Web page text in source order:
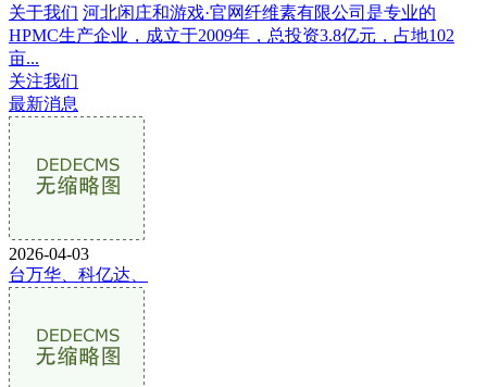
关于我们 河北闲庄和游戏·官网纤维素有限公司是专业的
HPMC生产企业，成立于2009年，总投资3.8亿元，占地102
亩...
关注我们
最新消息
2026-04-03
台万华、科亿达、